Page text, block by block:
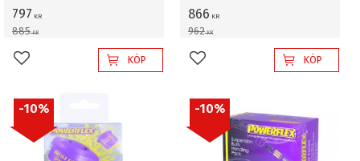
krängningshämmare bussning
21mm
797 KR
885KR
Lägg till i favoriterKÖP
krängningshämmare bussning
21mm
866 KR
962KR
Lägg till i favoriterKÖP
10% 10%